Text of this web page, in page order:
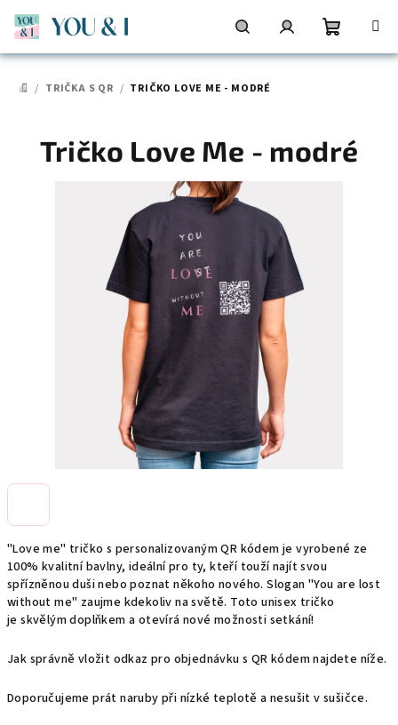
obsah
HledatPřihlášeníNákupní
DOMŮ
/ TRIČKA S QR / TRIČKO LOVE ME - MODRÉ
"Love me" tričko s personalizovaným QR kódem je vyrobené ze
100% kvalitní bavlny, ideální pro ty, kteří touží najít svou
spřízněnou duši nebo poznat někoho nového. Slogan "You are lost
without me" zaujme kdekoliv na světě. Toto unisex tričko
je skvělýmdoplňkem a otevírá nové možnosti setkání!
Jak správně vložit odkaz pro objednávku s QR kódem najdete níže.
Doporučujeme prát naruby při nízké teplotě a nesušit v sušičce.
Tričko Love Me - modré